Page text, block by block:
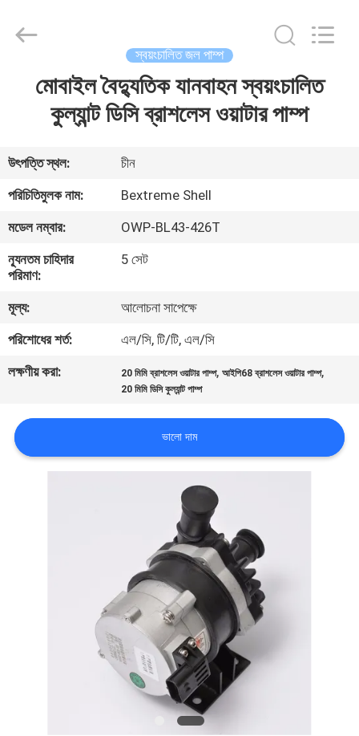
ভিডিও
আমাদের
সম্পর্কে
কারখানা
ভ্রমণ
নিয়ন্ত্রণ
Motor
Technology
স্বয়ংচালিত জল পাম্প
মোবাইল বৈদ্যুতিক যানবাহন স্বয়ংচালিত
কুল্যান্ট ডিসি ব্রাশলেস ওয়াটার পাম্প
উৎপত্তি স্থল:
চীন
পরিচিতিমুলক নাম:
Bextreme Shell
মডেল নম্বার:
OWP-BL43-426T
ন্যূনতম চাহিদার
পরিমাণ:
5 সেট
মূল্য:
আলোচনা সাপেক্ষে
পরিশোধের শর্ত:
এল/সি, টি/টি, এল/সি
লক্ষণীয় করা:
20 মিমি ব্রাশলেস ওয়াটার পাম্প,আইপি68 ব্রাশলেস ওয়াটার পাম্প,
20 মিমি ডিসি কুল্যান্ট পাম্প
ভালো দাম